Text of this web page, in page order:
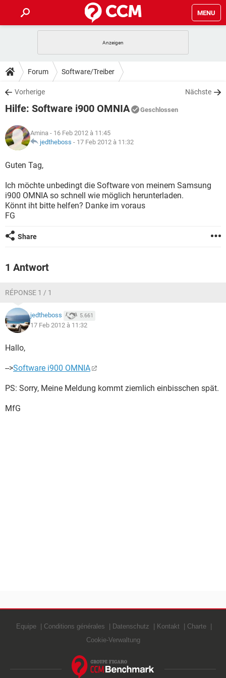
MENU
ANDROID IOS
WINDOWS 10
WHATSAPP TIKTOK
FACEBOOK
TIPPS & TRICKS
SPIELE
WHATSAPP
FACEBOOK
DOWNLOADS
SPIELE STREAMING
ANDROID
WINDOWS 10 INSTAGRAM
WHATSAPP
SPIELE
ANDROID
WINDOWS 10
WHATSAPP TIKTOK
FACEBOOK HARDWARE
LEXIKON
SPIELE
WINDOWS 10 INSTAGRAM
WHATSAPP
FACEBOOK
Forum Software/Treiber
Vorherige Nächste
Hilfe: Software i900 OMNIA Geschlossen
Amina - 16 Feb 2012 à 11:45
jedtheboss - 17 Feb 2012 à 11:32
Guten Tag,
Ich möchte unbedingt die Software von meinem Samsung
i900 OMNIA so schnell wie möglich herunterladen.
Könnt iht bitte helfen? Danke im voraus
FG
Share
1 Antwort
RÉPONSE 1 / 1
jedtheboss 5.661
17 Feb 2012 à 11:32
Hallo,
-->Software i900 OMNIA
PS: Sorry, Meine Meldung kommt ziemlich einbisschen spät.
MfG
Equipe Conditions générales Datenschutz Kontakt
Charte
Cookie-Verwaltung